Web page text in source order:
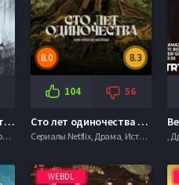
Танцуя с тобой на острие клинка (2024)
, Мелодрамы, Драма, Исторические, Триллеры
8.3
8.0
104 56
Сто лет одиночества (1-2 Сезон)
Сериалы Netflix, Драма, Исторические, Фантастика ,
WEBDL